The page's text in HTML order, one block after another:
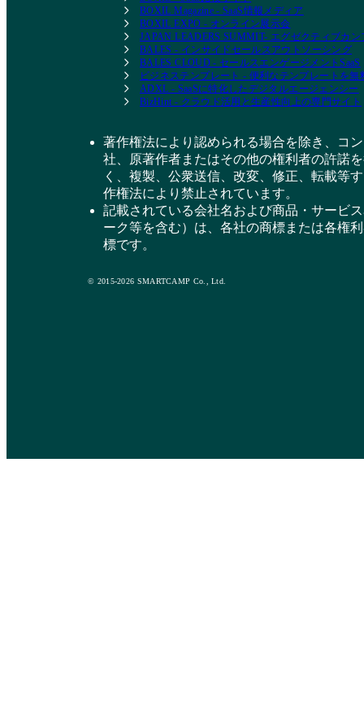
BOXIL Magazine - SaaS情報メディア
BOXIL EXPO - オンライン展示会
JAPAN LEADERS SUMMIT- エグゼクティブカン
BALES - インサイドセールスアウトソーシング
BALES CLOUD - セールスエンゲージメントSaaS
ビジネステンプレート - 便利なテンプレートを無
ADXL - SaaSに特化したデジタルエージェンシー
BizHint - クラウド活用と生産性向上の専門サイト
著作権法により認められる場合を除き、コ
社、原著作者またはその他の権利者の許諾
く、複製、公衆送信、改変、修正、転載等
作権法により禁止されています。
記載されている会社名および商品・サービ
ーク等を含む）は、各社の商標または各権
標です。
© 2015-2026 SMARTCAMP Co., Ltd.